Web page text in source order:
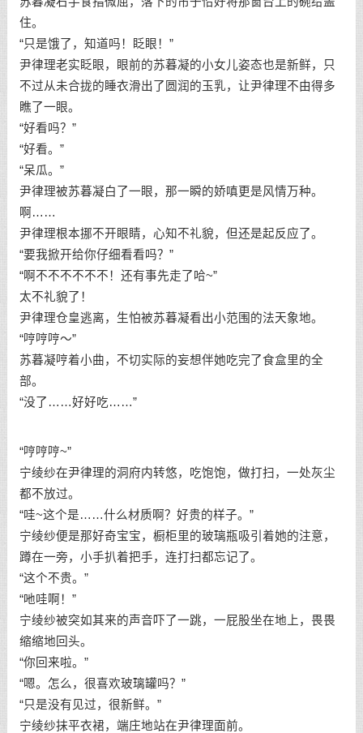
住。
“只是饿了，知道吗！眨眼！”
尹律理老实眨眼，眼前的苏暮凝的小女儿姿态也是新鲜，只
不过从未合拢的睡衣滑出了圆润的玉乳，让尹律理不由得多
瞧了一眼。
“好看吗？”
“好看。”
“呆瓜。”
尹律理被苏暮凝白了一眼，那一瞬的娇嗔更是风情万种。
啊……
尹律理根本挪不开眼睛，心知不礼貌，但还是起反应了。
“要我掀开给你仔细看看吗？”
“啊不不不不不不！还有事先走了哈~”
太不礼貌了！
尹律理仓皇逃离，生怕被苏暮凝看出小范围的法天象地。
“哼哼哼～”
苏暮凝哼着小曲，不切实际的妄想伴她吃完了食盒里的全
部。
“没了……好好吃……”
“哼哼哼~”
宁绫纱在尹律理的洞府内转悠，吃饱饱，做打扫，一处灰尘
都不放过。
“哇~这个是……什么材质啊？好贵的样子。”
宁绫纱便是那好奇宝宝，橱柜里的玻璃瓶吸引着她的注意，
蹲在一旁，小手扒着把手，连打扫都忘记了。
“这个不贵。”
“吔哇啊！”
宁绫纱被突如其来的声音吓了一跳，一屁股坐在地上，畏畏
缩缩地回头。
“你回来啦。”
“嗯。怎么，很喜欢玻璃罐吗？”
“只是没有见过，很新鲜。”
宁绫纱抹平衣裙，端庄地站在尹律理面前。